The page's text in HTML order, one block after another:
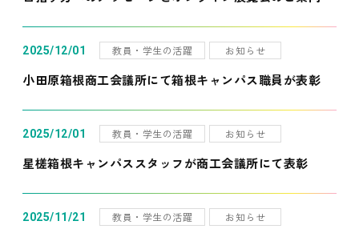
2025/12/01 教員・学生の活躍 お知らせ
小田原箱根商工会議所にて箱根キャンパス職員が表彰
2025/12/01 教員・学生の活躍 お知らせ
星槎箱根キャンパススタッフが商工会議所にて表彰
2025/11/21 教員・学生の活躍 お知らせ